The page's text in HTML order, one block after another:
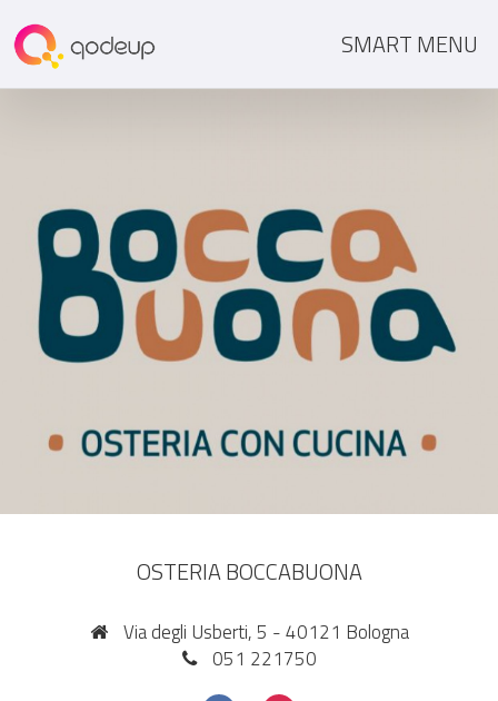
SMART MENU
OSTERIA BOCCABUONA
Via degli Usberti, 5 - 40121 Bologna
051 221750